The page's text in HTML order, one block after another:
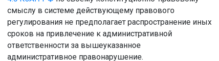
смыслу в системе действующему правового
регулирования не предполагает распространение иных
сроков на привлечение к административной
ответственности за вышеуказанное
административное правонарушение.